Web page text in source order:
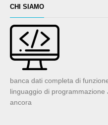
CHI SIAMO
banca dati completa di
linguaggio di programmazione
ancora